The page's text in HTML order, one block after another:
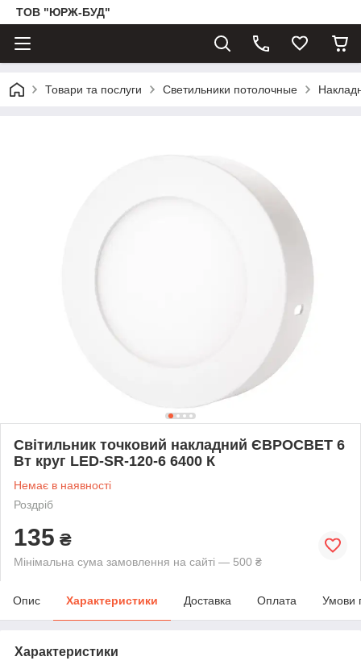
ТОВ "ЮРЖ-БУД"
Товари та послуги Светильники потолочные
Світильник точковий накладний ЄВРОСВЕТ 6
Вт круг LED-SR-120-6 6400 К
Немає в наявності
Роздріб
135 ₴
Мінімальна сума замовлення на сайті — 500 ₴
Опис Характеристики Доставка Оплата Умови
Характеристики